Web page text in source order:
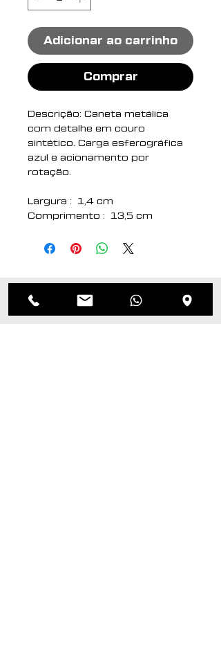
Adicionar ao carrinho
Comprar
Descrição: Caneta metálica
com detalhe em couro
sintético. Carga esferográfica
azul e acionamento por
rotação.
Largura : 1,4 cm
Comprimento : 13,5 cm
gravação (CxL): 0,7 cm x 4 cm
Produtos